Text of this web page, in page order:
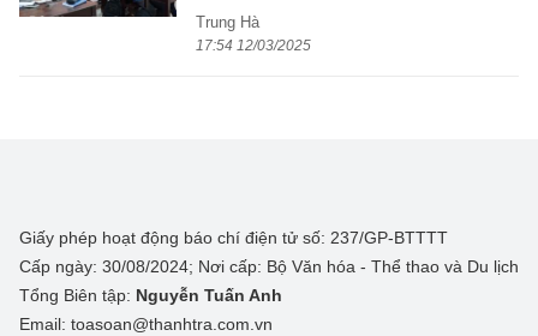
Trung Hà
17:54 12/03/2025
Giấy phép hoạt động báo chí điện tử số: 237/GP-BTTTT
Cấp ngày: 30/08/2024; Nơi cấp: Bộ Văn hóa - Thể thao và Du lịch
Tổng Biên tập: Nguyễn Tuấn Anh
Email: toasoan@thanhtra.com.vn